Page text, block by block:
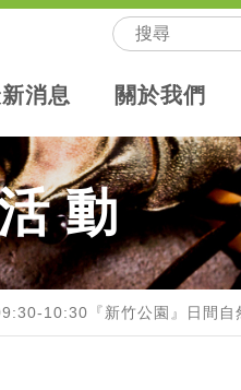
消息 關於我們
動
10:30『新竹公園』日間自